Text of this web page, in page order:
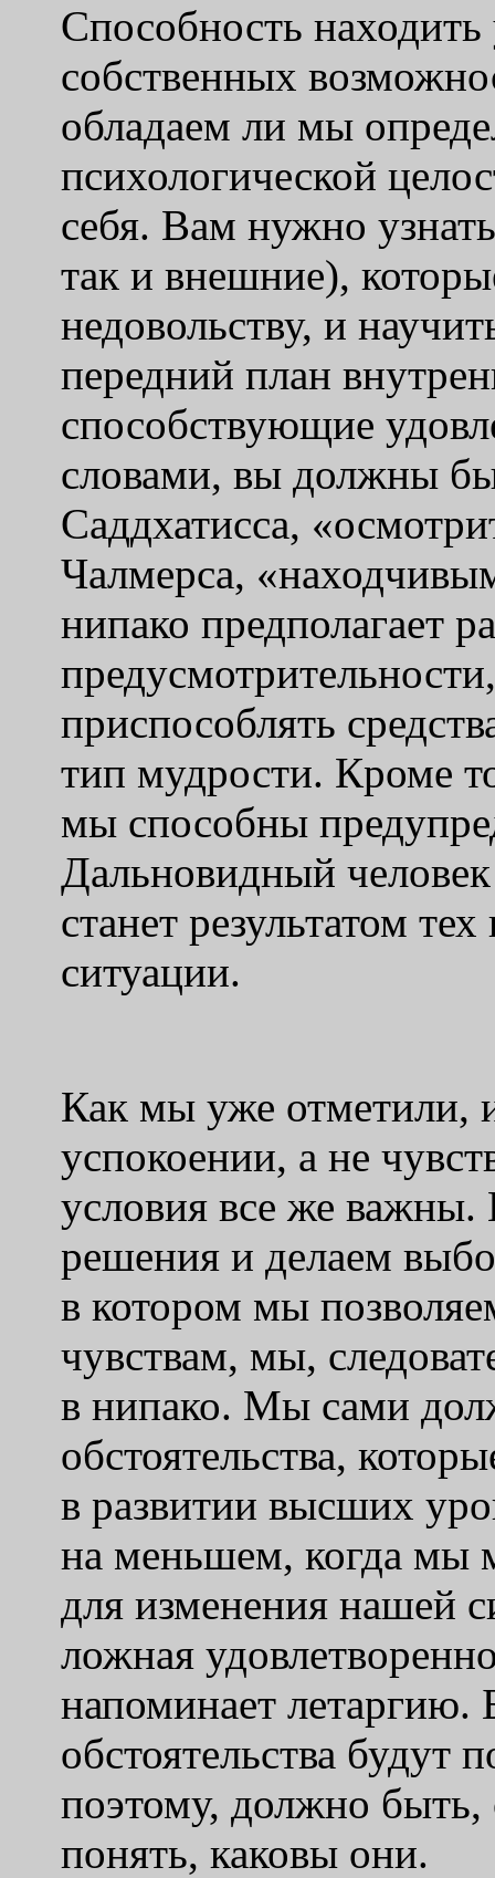
Способность находить
собственных
обладаем ли мы
психологической
себя. Вам нужно
так и внешние),
недовольству, и
передний план
способствующие
словами, вы должны
Саддхатисса,
Чалмерса,
нипако предполагает
приспособлять
тип мудрости. Кроме
мы способны
Дальновидный человек
станет результатом
ситуации.
Как мы уже отметили,
успокоении, а не
условия все же
решения и делаем
в котором мы
чувствам, мы,
в нипако. Мы сами
обстоятельства,
в развитии высших
на меньшем, когда мы
для изменения нашей
ложная
напоминает летаргию.
обстоятельства будут
поэтому, должно быть,
понять, каковы они.